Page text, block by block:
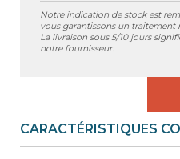
Notre indication de stock est
vous garantissons un traitement
La livraison sous 5/10 jours
notre fournisseur.
CARACTÉRISTIQUES